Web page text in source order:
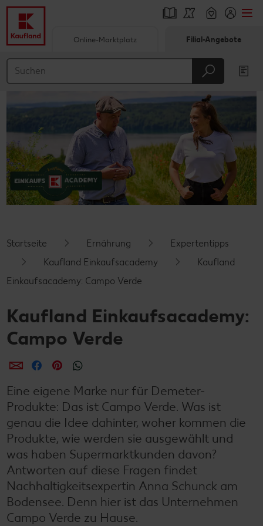
Hauptinhalt
Footer
Schwebender Seitenbereich
Online-Marktplatz Filial-Angebote
Startseite Ernährung
Expertentipps
Kaufland Einkaufsacademy
Kaufland
Einkaufsacademy: Campo Verde
Kaufland Einkaufsacademy:
Campo Verde
per E-Mail teilen
per Facebook teilen
per Pinterest teilen
Eine eigene Marke nur für Demeter-
Produkte: Das ist Campo Verde. Was ist
genau die Idee dahinter, woher kommen die
Produkte, wie werden sie ausgewählt und
was haben Supermarktkunden davon?
Antworten auf diese Fragen findet
Nachhaltigkeitsexpertin Anna Schunck am
Bodensee. Denn hier ist das Unternehmen
Campo Verde zu Hause.